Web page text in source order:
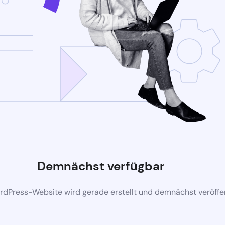
Demnächst verfügbar
Website wird gerade erstellt und demnächst